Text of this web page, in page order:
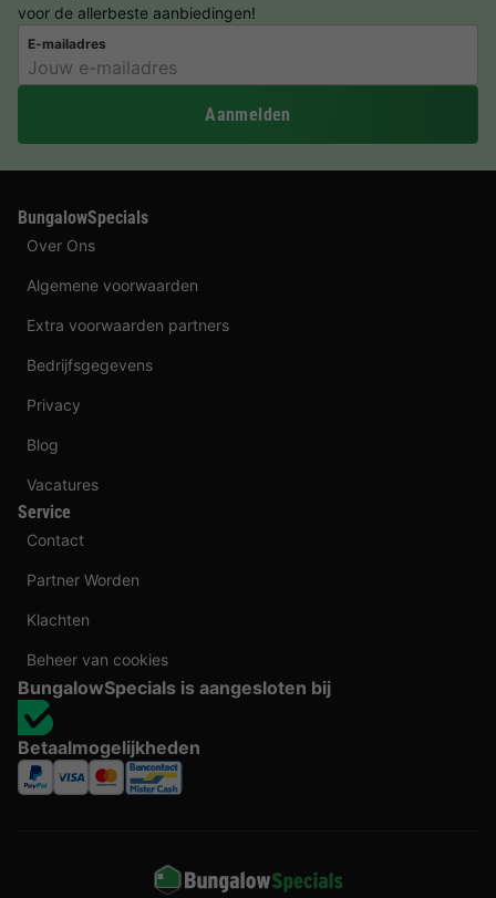
voor de allerbeste aanbiedingen!
E-mailadres
Aanmelden
BungalowSpecials
Over Ons
Algemene voorwaarden
Extra voorwaarden partners
Bedrijfsgegevens
Privacy
Blog
Vacatures
Service
Contact
Partner Worden
Klachten
Beheer van cookies
BungalowSpecials is aangesloten bij
Betaalmogelijkheden